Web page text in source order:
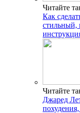
Читайте
Как
стильный,
Читайте
Джаред